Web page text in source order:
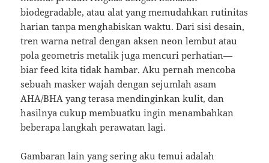
biodegradable, atau alat yang memudahkan rutinitas
harian tanpa menghabiskan waktu. Dari sisi desain,
tren warna netral dengan aksen neon lembut atau
pola geometris metalik juga mencuri perhatian—
biar feed kita tidak hambar. Aku pernah mencoba
sebuah masker wajah dengan sejumlah asam
AHA/BHA yang terasa mendinginkan kulit, dan
hasilnya cukup membuatku ingin menambahkan
beberapa langkah perawatan lagi.
Gambaran lain yang sering aku temui adalah